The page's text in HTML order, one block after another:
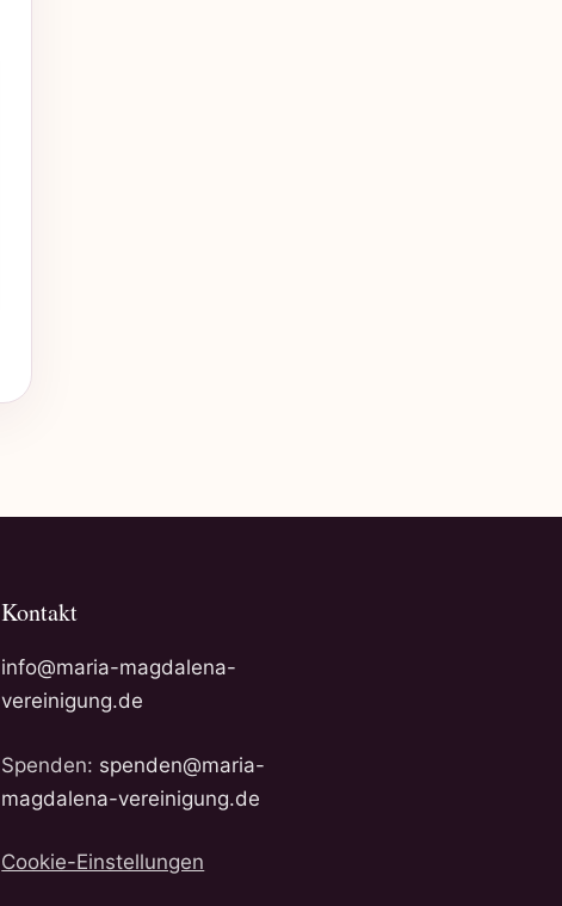
Kontakt
info@maria-magdalena-
vereinigung.de
Spenden: spenden@maria-
magdalena-vereinigung.de
Cookie-Einstellungen